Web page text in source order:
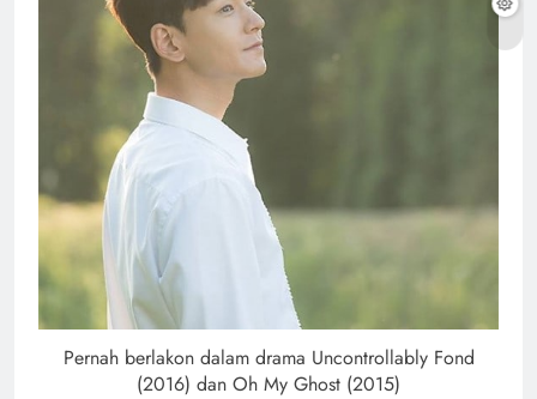
Pernah berlakon dalam drama Uncontrollably Fond
(2016) dan Oh My Ghost (2015)